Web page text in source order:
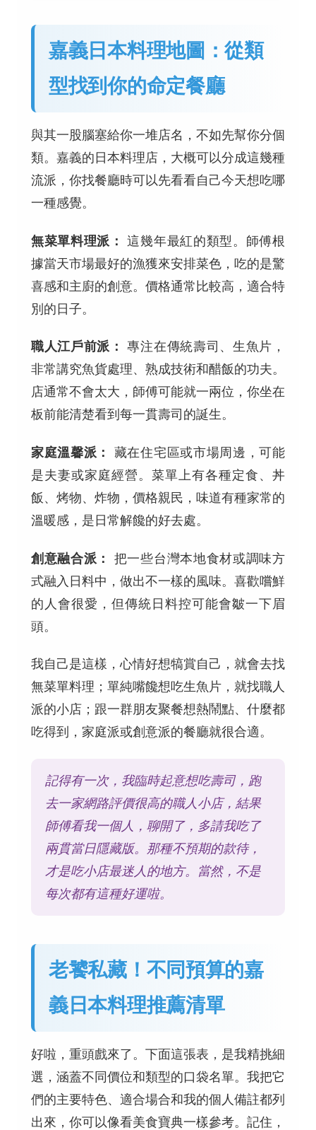
嘉義日本料理地圖：從類
型找到你的命定餐廳
與其一股腦塞給你一堆店名，不如先幫你分個
類。嘉義的日本料理店，大概可以分成這幾種
流派，你找餐廳時可以先看看自己今天想吃哪
一種感覺。
無菜單料理派：
這幾年最紅的類型。師傅根
據當天市場最好的漁獲來安排菜色，吃的是驚
喜感和主廚的創意。價格通常比較高，適合特
別的日子。
職人江戶前派：
專注在傳統壽司、生魚片，
非常講究魚貨處理、熟成技術和醋飯的功夫。
店通常不會太大，師傅可能就一兩位，你坐在
板前能清楚看到每一貫壽司的誕生。
家庭溫馨派：
藏在住宅區或市場周邊，可能
是夫妻或家庭經營。菜單上有各種定食、丼
飯、烤物、炸物，價格親民，味道有種家常的
溫暖感，是日常解饞的好去處。
創意融合派：
把一些台灣本地食材或調味方
式融入日料中，做出不一樣的風味。喜歡嚐鮮
的人會很愛，但傳統日料控可能會皺一下眉
頭。
我自己是這樣，心情好想犒賞自己，就會去找
無菜單料理；單純嘴饞想吃生魚片，就找職人
派的小店；跟一群朋友聚餐想熱鬧點、什麼都
吃得到，家庭派或創意派的餐廳就很合適。
記得有一次，我臨時起意想吃壽司，跑
去一家網路評價很高的職人小店，結果
師傅看我一個人，聊開了，多請我吃了
兩貫當日隱藏版。那種不預期的款待，
才是吃小店最迷人的地方。當然，不是
每次都有這種好運啦。
老饕私藏！不同預算的嘉
義日本料理推薦清單
好啦，重頭戲來了。下面這張表，是我精挑細
選，涵蓋不同價位和類型的口袋名單。我把它
們的主要特色、適合場合和我的個人備註都列
出來，你可以像看美食寶典一樣參考。記住，